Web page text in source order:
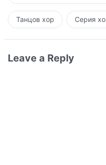
Танцов хор Серия
Leave a Reply